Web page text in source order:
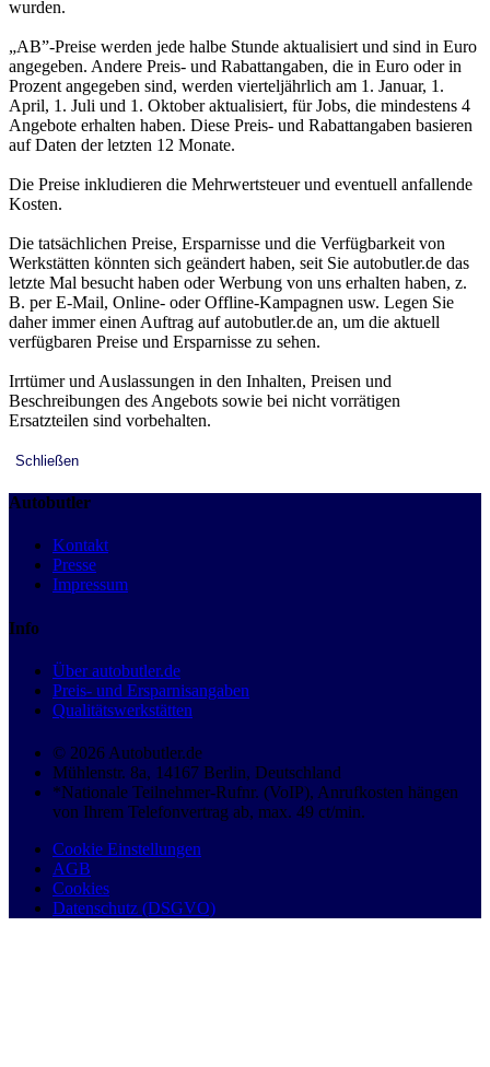
wurden.
„AB”-Preise werden jede halbe Stunde aktualisiert und sind in Euro
angegeben. Andere Preis- und Rabattangaben, die in Euro oder in
Prozent angegeben sind, werden vierteljährlich am 1. Januar, 1.
April, 1. Juli und 1. Oktober aktualisiert, für Jobs, die mindestens 4
Angebote erhalten haben. Diese Preis- und Rabattangaben basieren
auf Daten der letzten 12 Monate.
Die Preise inkludieren die Mehrwertsteuer und eventuell anfallende
Kosten.
Die tatsächlichen Preise, Ersparnisse und die Verfügbarkeit von
Werkstätten könnten sich geändert haben, seit Sie autobutler.de das
letzte Mal besucht haben oder Werbung von uns erhalten haben, z.
B. per E-Mail, Online- oder Offline-Kampagnen usw. Legen Sie
daher immer einen Auftrag auf autobutler.de an, um die aktuell
verfügbaren Preise und Ersparnisse zu sehen.
Irrtümer und Auslassungen in den Inhalten, Preisen und
Beschreibungen des Angebots sowie bei nicht vorrätigen
Ersatzteilen sind vorbehalten.
Schließen
Autobutler
Kontakt
Presse
Impressum
Info
Über autobutler.de
Preis- und Ersparnisangaben
Qualitätswerkstätten
© 2026 Autobutler.de
Mühlenstr. 8a, 14167 Berlin, Deutschland
*Nationale Teilnehmer-Rufnr. (VoIP), Anrufkosten hängen
von Ihrem Telefonvertrag ab, max. 49 ct/min.
Cookie Einstellungen
AGB
Cookies
Datenschutz (DSGVO)